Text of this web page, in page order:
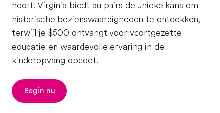
hoort. Virginia biedt au pairs de unieke kans om
historische bezienswaardigheden te ontdekken,
terwijl je $500 ontvangt voor voortgezette
educatie en waardevolle ervaring in de
kinderopvang opdoet.
Begin nu